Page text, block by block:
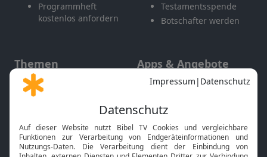
Programmheft
kostenlos anfordern
Testamentsspende
Botschafter werden
Themen
Gott und Bibel erklärt
Neuigkeiten
Apps & Angebote
Mobile App
Smart TV
HbbTV